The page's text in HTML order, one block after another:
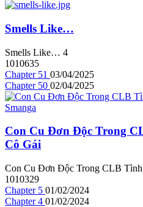
Smells Like…
Smells Like… 4
1010635
Chapter 51 03/04/2025
Chapter 50 02/04/2025
Con Cu Đơn Độc Trong
Cô Gái
Con Cu Đơn Độc Trong CLB Tình
1010329
Chapter 5 01/02/2024
Chapter 4 01/02/2024